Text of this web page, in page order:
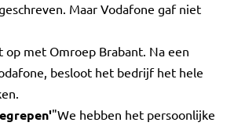
Maar Vodafone gaf niet
op met Omroep Brabant. Na een
besloot het bedrijf het hele
"We hebben het persoonlijke